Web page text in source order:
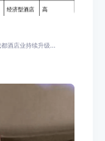
酒店业持续升级...